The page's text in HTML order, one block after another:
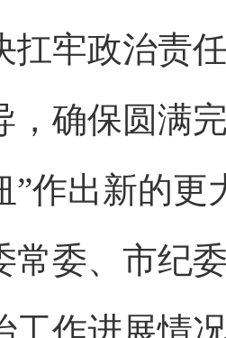
扛牢政治责
，确保圆满
”作出新的更
、市纪委